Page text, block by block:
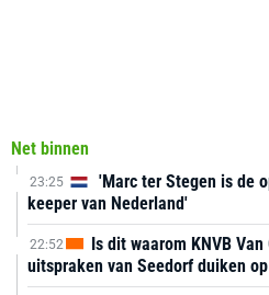
Net binnen
23:25
'Marc ter Stegen is de
keeper van Nederland'
22:52
Is dit waarom KNVB
uitspraken van Seedorf duiken op